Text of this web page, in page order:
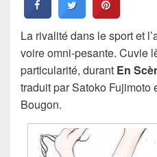
La rivalité dans le sport et
voire omni-pesante. Cuvie
particularité, durant En
traduit par Satoko Fujimoto
Bougon.